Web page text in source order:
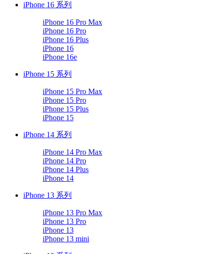
iPhone 16 系列
iPhone 16 Pro Max
iPhone 16 Pro
iPhone 16 Plus
iPhone 16
iPhone 16e
iPhone 15 系列
iPhone 15 Pro Max
iPhone 15 Pro
iPhone 15 Plus
iPhone 15
iPhone 14 系列
iPhone 14 Pro Max
iPhone 14 Pro
iPhone 14 Plus
iPhone 14
iPhone 13 系列
iPhone 13 Pro Max
iPhone 13 Pro
iPhone 13
iPhone 13 mini